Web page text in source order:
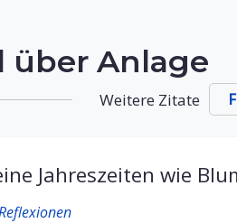
über Anlage
Weitere Zitate
Jahreszeiten wie